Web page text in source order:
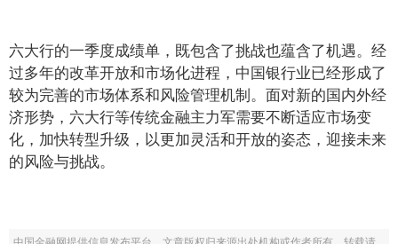
六大行的一季度成绩单，既包含了挑战也蕴含了机遇。经
过多年的改革开放和市场化进程，中国银行业已经形成了
较为完善的市场体系和风险管理机制。面对新的国内外经
济形势，六大行等传统金融主力军需要不断适应市场变
化，加快转型升级，以更加灵活和开放的姿态，迎接未来
的风险与挑战。